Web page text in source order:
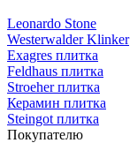
Leonardo Stone
Westerwalder Klinker
Exagres плитка
Feldhaus плитка
Stroeher плитка
Керамин плитка
Steingot плитка
Покупателю